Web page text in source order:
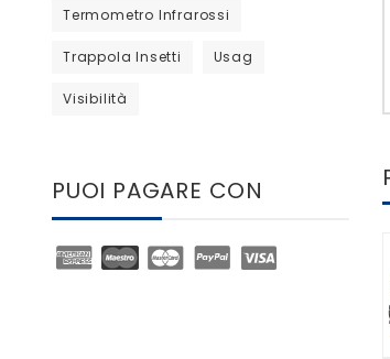
Termometro Infrarossi
Trappola Insetti Usag
Visibilità
PUOI PAGARE CON